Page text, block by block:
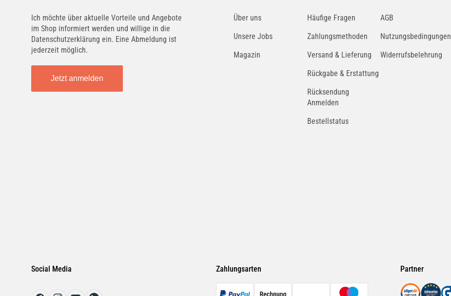
Ich möchte über aktuelle Vorteile und Angebote
im Shop informiert werden und willige in die
Datenschutzerklärung ein. Eine Abmeldung ist
jederzeit möglich.
Jetzt anmelden
Über uns
Unsere Jobs
Magazin
Häufige Fragen
Zahlungsmethoden
Versand & Lieferung
Rückgabe & Erstattung
Rücksendung
Anmelden
Bestellstatus
AGB
Nutzungsbedingungen
Widerrufsbelehrung
Social Media Zahlungsarten Partner